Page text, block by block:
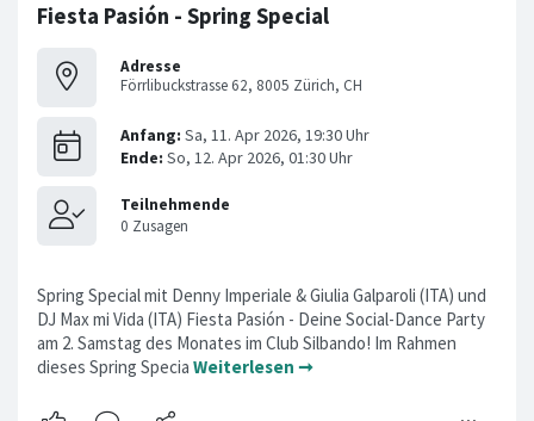
Fiesta Pasión - Spring Special
Adresse
Förrlibuckstrasse 62, 8005 Zürich, CH
Spring Special mit Denny Imperiale & Giulia Galparoli (ITA) und
DJ Max mi Vida (ITA) Fiesta Pasión - Deine Social-Dance Party
am 2. Samstag des Monates im Club Silbando! Im Rahmen
dieses Spring Specia Weiterlesen ➞